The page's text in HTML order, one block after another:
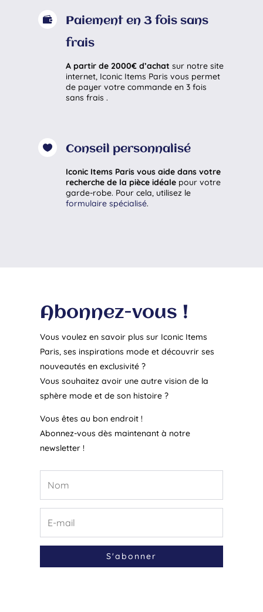

Paiement en 3 fois sans
frais
A partir de 2000€ d’achat sur notre site
internet, Iconic Items Paris vous permet
de payer votre commande en 3 fois
sans frais .
 Conseil personnalisé
Iconic Items Paris vous aide dans votre
recherche de la pièce idéalepour votre
garde-robe. Pour cela, utilisez le
formulaire spécialisé.
Abonnez-vous !
Vous voulez en savoir plus sur Iconic Items
Paris, ses inspirations mode et découvrir ses
nouveautés en exclusivité ?
Vous souhaitez avoir une autre vision de la
sphère mode et de son histoire ?
Vous êtes au bon endroit !
Abonnez-vous dès maintenant à notre
newsletter !
S'abonner